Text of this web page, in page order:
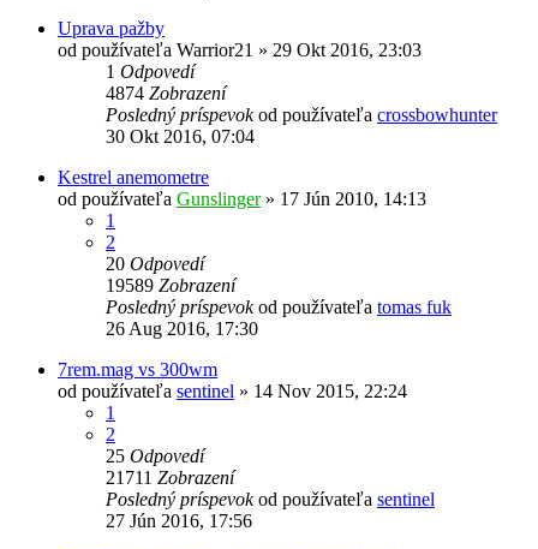
Uprava pažby
od používateľa Warrior21 » 29 Okt 2016, 23:03
1 Odpovedí
4874 Zobrazení
Posledný príspevokod používateľa crossbowhunter
30 Okt 2016, 07:04
Kestrel anemometre
od používateľa Gunslinger» 17 Jún 2010, 14:13
1
2
20 Odpovedí
19589 Zobrazení
Posledný príspevokod používateľa tomas fuk
26 Aug 2016, 17:30
7rem.mag vs 300wm
od používateľa sentinel » 14 Nov 2015, 22:24
1
2
25 Odpovedí
21711 Zobrazení
Posledný príspevokod používateľa sentinel
27 Jún 2016, 17:56